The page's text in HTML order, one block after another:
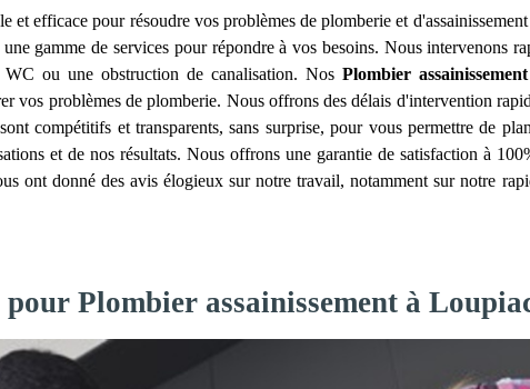
et efficace pour résoudre vos problèmes de plomberie et
gamme de services pour répondre à vos besoins. Nous intervenons
ou une obstruction de canalisation. Nos Plombier assainissement
vos problèmes de plomberie. Nous offrons des délais d'intervention
compétitifs et transparents, sans surprise, pour vous permettre de
et de nos résultats. Nous offrons une garantie de satisfaction à
ont donné des avis élogieux sur notre travail, notamment sur notre
Plombier assainissement à